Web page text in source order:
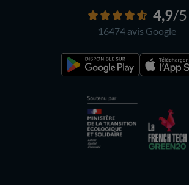
4,9/5
16474 avis Google